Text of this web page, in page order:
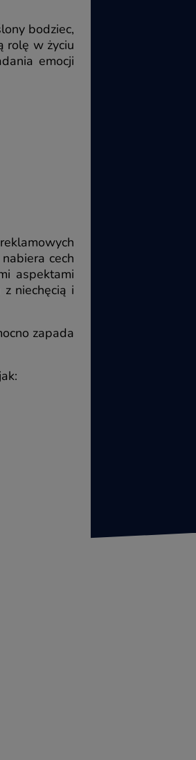
bodziec,
rolę w życiu
emocji
cech
aspektami
niechęcią i
zapada